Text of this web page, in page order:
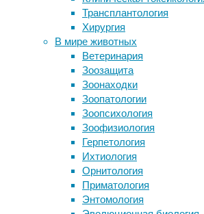
Трансплантология
Хирургия
В мире животных
Ветеринария
Зоозащита
Зоонаходки
Зоопатологии
Зоопсихология
Зоофизиология
Герпетология
Ихтиология
Орнитология
Приматология
Энтомология
ДНК,
метаболизм,
микробиом,
питание,
физиология
Кишечник
человека
—
сложная
экосистема,
которой
превалируют
бактерии,
зеленым поясом
Ежегодно 800 тысяч человек
кончают жизнь самоубийством
Человечество у черты:
«влажной жары» начинают
превышать пределы
организма
Какими бывают тревожные
расстройства
Следите за новостями